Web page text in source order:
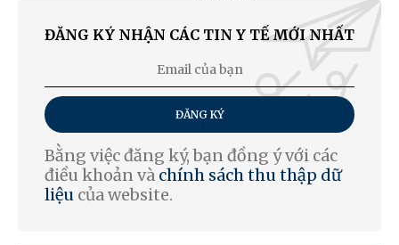
ĐĂNG KÝ NHẬN CÁC TIN Y TẾ MỚI NHẤT
ĐĂNG KÝ
Bằng việc đăng ký, bạn đồng ý với các
điều khoản và chính sách thu thập dữ
liệu của website.